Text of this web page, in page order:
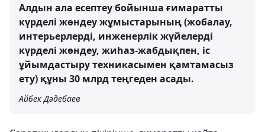
Алдын ала есептеу бойынша ғимаратты
күрделі жөндеу жұмыстарының (жобалау,
интерьерлерді, инженерлік жүйелерді
күрделі жөндеу, жиһаз-жабдықпен, іс
ұйымдастыру техникасымен қамтамасыз
ету) құны 30 млрд теңгеден асады.
Айбек Дәдебаев